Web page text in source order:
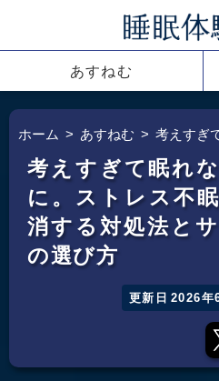
あすねむ
ホーム あすねむ 考えすぎ
考えすぎて眠れ
に。ストレス不
消する対処法と
の選び方
更新日 2026年